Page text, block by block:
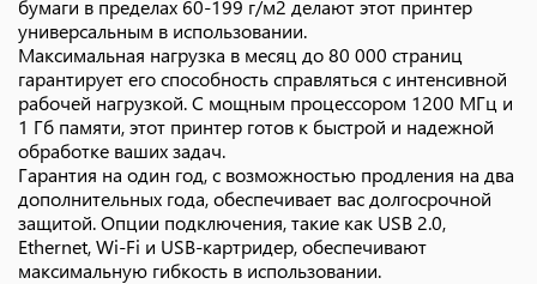
бумаги в пределах 60-199 г/м2 делают этот принтер
универсальным в использовании.
Максимальная нагрузка в месяц до 80 000 страниц
гарантирует его способность справляться с интенсивной
рабочей нагрузкой. С мощным процессором 1200 МГц и
1 Гб памяти, этот принтер готов к быстрой и надежной
обработке ваших задач.
Гарантия на один год, с возможностью продления на два
дополнительных года, обеспечивает вас долгосрочной
защитой. Опции подключения, такие как USB 2.0,
Ethernet, Wi-Fi и USB-картридер, обеспечивают
максимальную гибкость в использовании.